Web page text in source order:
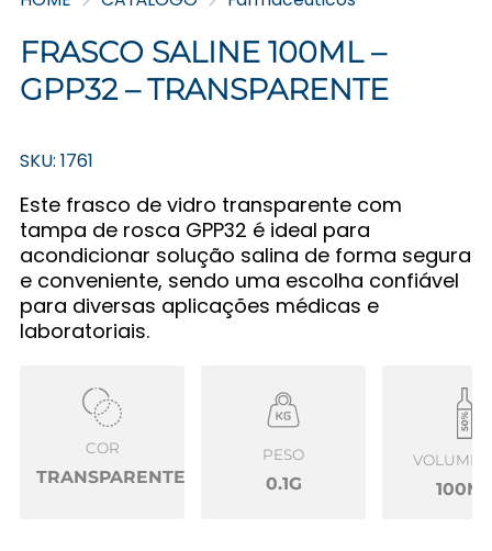
FRASCO SALINE 100ML –
GPP32 – TRANSPARENTE
SKU: 1761
Este frasco de vidro transparente com
tampa de rosca GPP32 é ideal para
acondicionar solução salina de forma segura
e conveniente, sendo uma escolha confiável
para diversas aplicações médicas e
laboratoriais.
COR
TRANSPARENTE
PESO
0.1G
VOLUME
100ML